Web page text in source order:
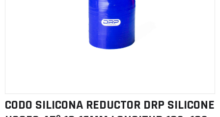
CODO SILICONA REDUCTOR DRP SILICONE